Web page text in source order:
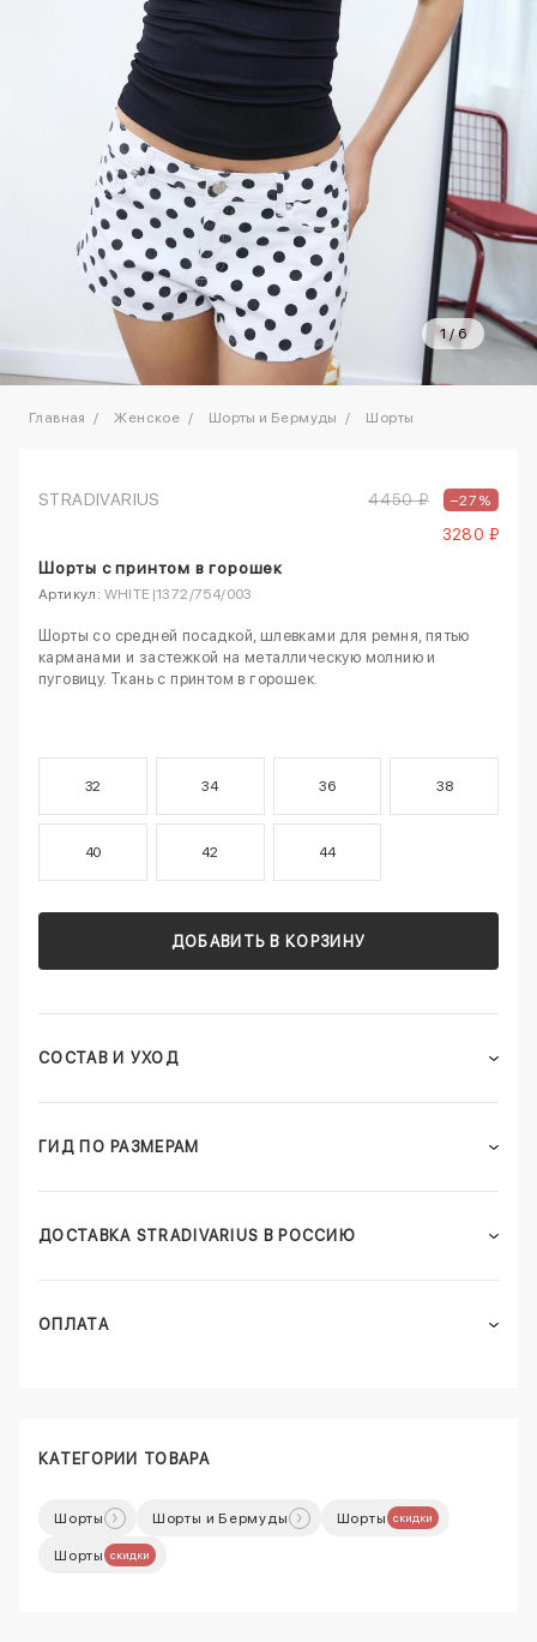
1/6
Главная Женское Шорты и Бермуды Шорты
STRADIVARIUS 4450 ₽ –27%
3280 ₽
Шорты с принтом в горошек
Артикул: WHITE|1372/754/003
Шорты со средней посадкой, шлевками для ремня, пятью
карманами и застежкой на металлическую молнию и
пуговицу. Ткань с принтом в горошек.
32 34 36 38
40 42 44
ДОБАВИТЬ В КОРЗИНУ
СОСТАВ И УХОД
ГИД ПО РАЗМЕРАМ
ДОСТАВКА STRADIVARIUS В РОССИЮ
ОПЛАТА
КАТЕГОРИИ ТОВАРА
Шорты Шорты и Бермуды Шорты скидки
Шорты скидки